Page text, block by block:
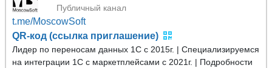
Публичный канал
t.me/MoscowSoft
QR-код (ссылка приглашение)
Лидер по переносам данных 1С с 2015г. | Специализируемся
на интеграции 1С с маркетплейсами с 2021г. | Подробности